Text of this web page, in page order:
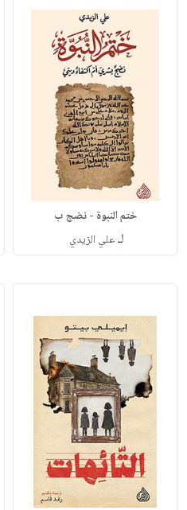
ختم النبوة - نضج ب
لـعلي الزيدي